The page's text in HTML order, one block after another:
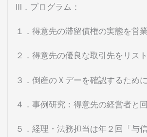
Ⅲ．プログラム：
１．得意先の滞留債権の実態を営
２．得意先の優良な取引先をリス
３．倒産のＸデーを確認するため
４．事例研究：得意先の経営者と
５．経理・法務担当は年２回「与